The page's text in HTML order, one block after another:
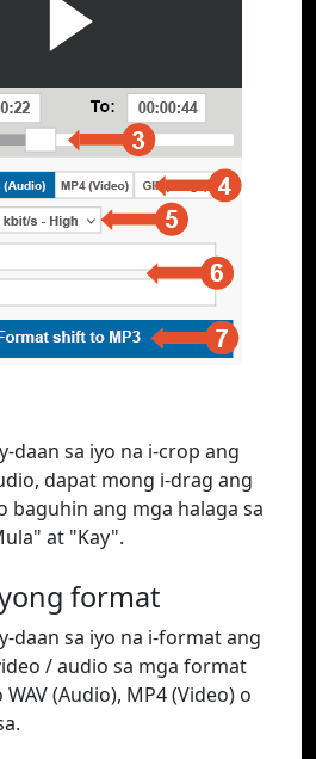
daan sa iyo na i-crop ang
dapat mong i-drag ang
baguhin ang mga halaga sa
at "Kay".
format
daan sa iyo na i-format ang
/ audio sa mga format
(Audio), MP4 (Video) o